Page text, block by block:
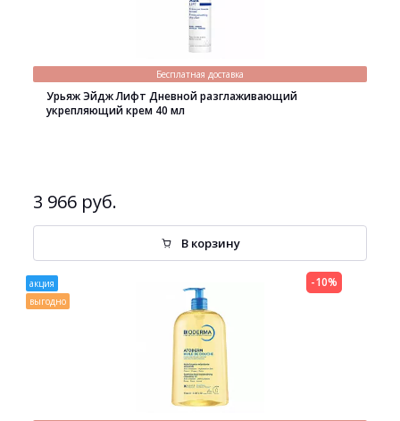
Бесплатная доставка
Урьяж Эйдж Лифт Дневной разглаживающий
укрепляющий крем 40 мл
3 966 руб.
В корзину
акция
выгодно
-10%